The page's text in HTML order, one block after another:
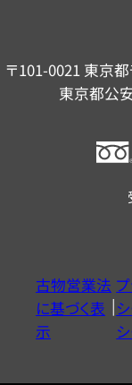
〒101-0021 東京
東京都公
古物営業法
に基づく表
示